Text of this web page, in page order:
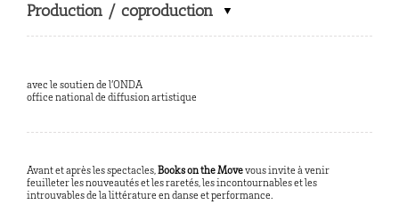
Production / coproduction
avec le soutien de l’ONDA
office national de diffusion artistique
Avant et après les spectacles,Books on the Movevous invite à venir
feuilleter les nouveautés et les raretés, les incontournables et les
introuvables de la littérature en danse et performance.